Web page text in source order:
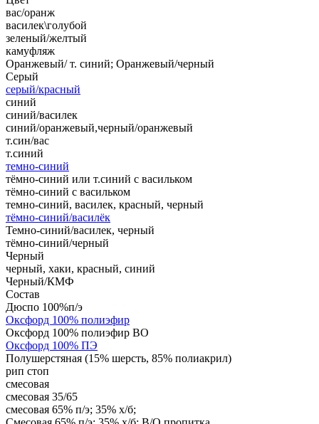
вас/оранж
василек\голубой
зеленый/желтый
камуфляж
Оранжевый/ т. синий; Оранжевый/черный
Серый
серый/красный
синий
синий/василек
синий/оранжевый,черный/оранжевый
т.син/вас
т.синий
темно-синий
тёмно-синий или т.синий с васильком
тёмно-синий с васильком
темно-синий, василек, красный, черный
тёмно-синий/василёк
Темно-синий/василек, черный
тёмно-синий/черный
Черный
черный, хаки, красный, синий
Черный/КМФ
Состав
Дюспо 100%п/э
Оксфорд 100% полиэфир
Оксфорд 100% полиэфир ВО
Оксфорд 100% ПЭ
Полушерстяная (15% шерсть, 85% полиакрил)
рип стоп
смесовая
смесовая 35/65
смесовая 65% п/э; 35% х/б;